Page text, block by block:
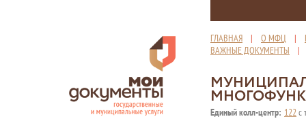
ГЛАВНАЯ | О МФЦ |
ВАЖНЫЕ ДОКУМЕНТЫ
Единый колл-центр: 122с